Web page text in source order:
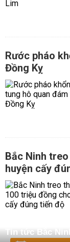
Rước pháo
Đồng Kỵ
Bắc Ninh
huyện cấy
Tin tức Bắc